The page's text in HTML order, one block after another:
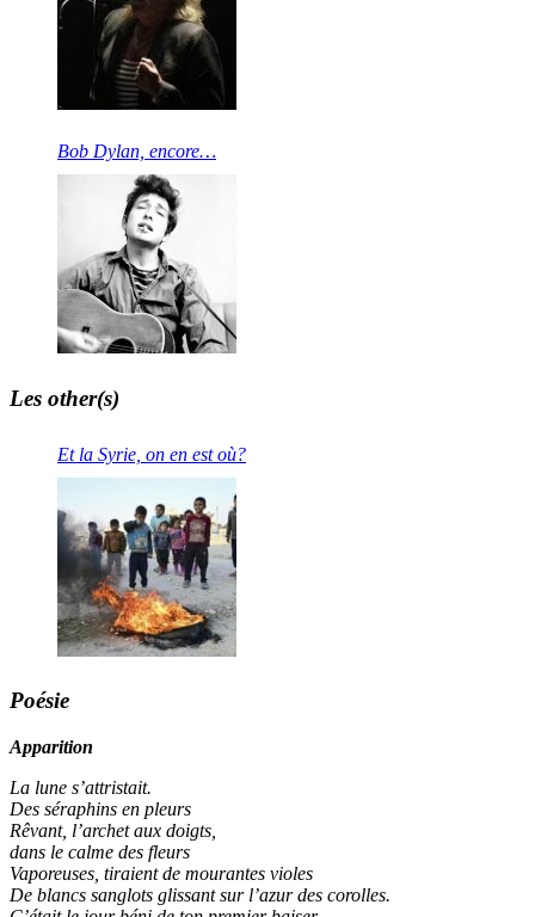
Bob Dylan, encore…
Les other(s)
Et la Syrie, on en est où?
Poésie
Apparition
La lune s’attristait.
Des séraphins en pleurs
Rêvant, l’archet aux doigts,
dans le calme des fleurs
Vaporeuses, tiraient de mourantes violes
De blancs sanglots glissant sur l’azur des corolles.